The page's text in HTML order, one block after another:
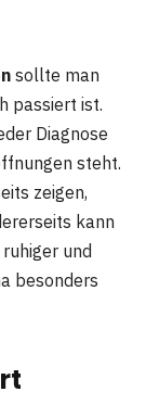
sollte man
passiert ist.
Diagnose
steht.
zeigen,
kann
und
besonders